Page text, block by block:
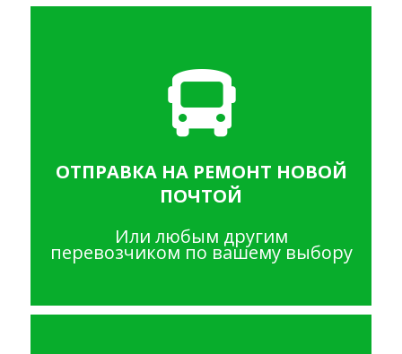
ОТПРАВКА НА РЕМОНТ НОВОЙ
ПОЧТОЙ
Или любым другим
перевозчиком по вашему выбору